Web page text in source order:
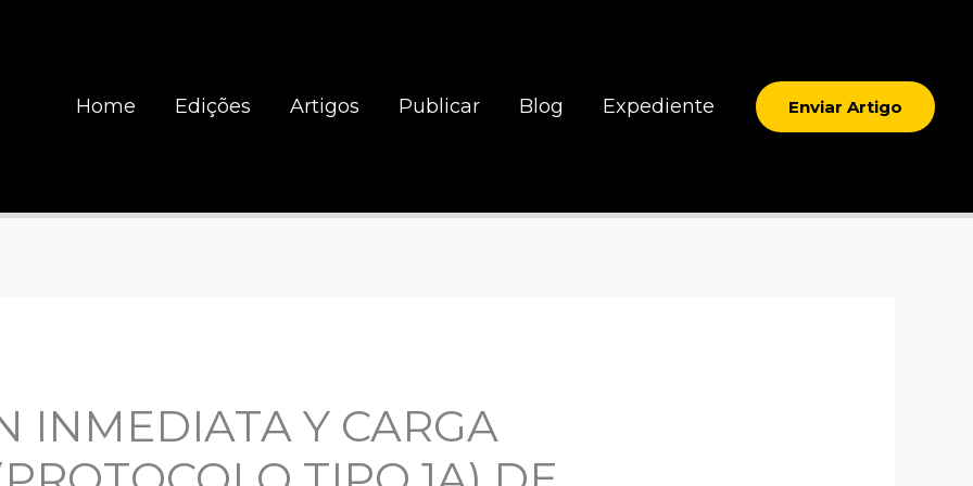
Home Edições Artigos Publicar Blog Expediente Enviar Artigo
INMEDIATA Y CARGA